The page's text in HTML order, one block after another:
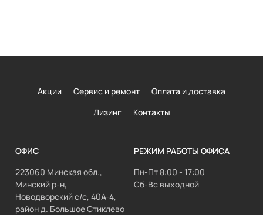
Акции Сервис и ремонт
Оплата и доставка
Лизинг
Контакты
ОФИС
223060 Минская обл.,
Минский р-н,
Новодворский с/с, 40А-4,
район д. Большое Стиклево
РЕЖИМ РАБОТЫ ОФИСА
Пн-Пт 8:00 - 17:00
Сб-Вс выходной